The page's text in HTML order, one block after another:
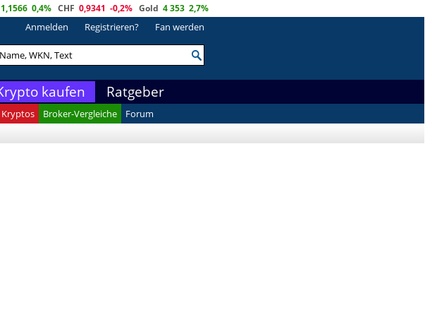
1,1566 0,4% CHF 0,9341 -0,2% Gold 4 353 2,7%
Anmelden Registrieren? Fan werden
kaufen Ratgeber
Kryptos Broker-Vergleiche
Forum